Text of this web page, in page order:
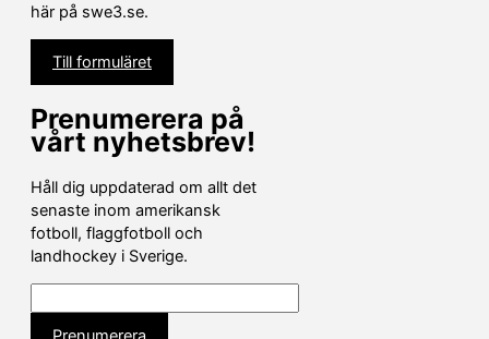
här på swe3.se.
Till formuläret
Prenumerera på
vårt nyhetsbrev!
Håll dig uppdaterad om allt det
senaste inom amerikansk
fotboll, flaggfotboll och
landhockey i Sverige.